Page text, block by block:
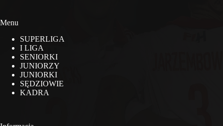
Menu
SUPERLIGA
I LIGA
SENIORKI
JUNIORZY
JUNIORKI
SĘDZIOWIE
KADRA